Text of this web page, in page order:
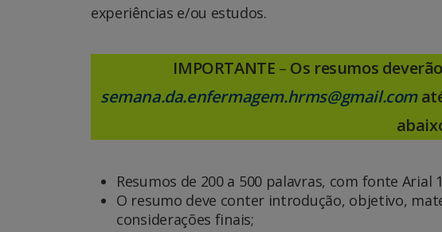
experiências e/ou estudos.
IMPORTANTE – Os resumos
semana.da.enfermagem.hrms@gmail.com
Resumos de 200 a 500 palavras, com fonte Arial
O resumo deve conter introdução, objetivo,
considerações finais;